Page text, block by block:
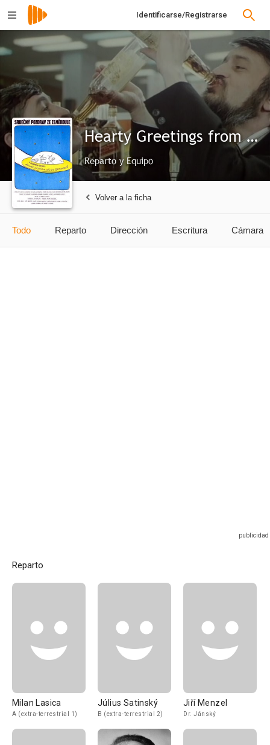
Identificarse/Registrarse
Hearty Greetings from the Globe
Reparto y Equipo
Volver a la ficha
Todo Reparto Dirección Escritura Cámara
Reparto
Milan Lasica
A (extra-terrestrial 1)
Július Satinský
B (extra-terrestrial 2)
Jiří Menzel
Dr. Jánský